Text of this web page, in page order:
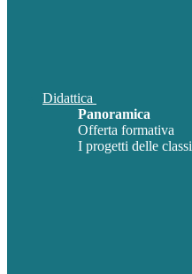
Didattica
Panoramica
Offerta formativa
I progetti delle classi